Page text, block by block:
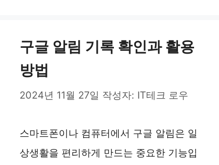
구글 알림 기록 확인과 활용
방법
2024년 11월 27일 작성자: IT테크 로우
스마트폰이나 컴퓨터에서 구글 알림은 일
상생활을 편리하게 만드는 중요한 기능입